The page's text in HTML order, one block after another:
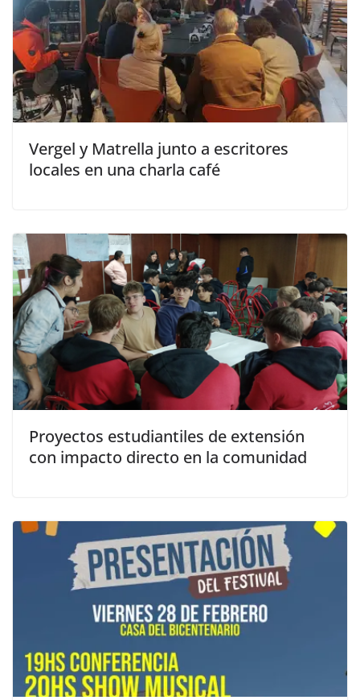
Vergel y Matrella junto a escritores
locales en una charla café
Proyectos estudiantiles de extensión
con impacto directo en la comunidad